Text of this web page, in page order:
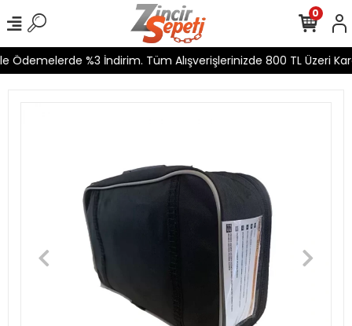
%3 İndirim. Tüm Alışverişlerinizde 800 TL Üzeri
0